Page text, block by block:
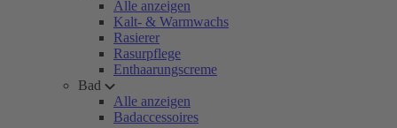
Alle anzeigen
Kalt- & Warmwachs
Rasierer
Rasurpflege
Enthaarungscreme
Bad
Alle anzeigen
Badaccessoires